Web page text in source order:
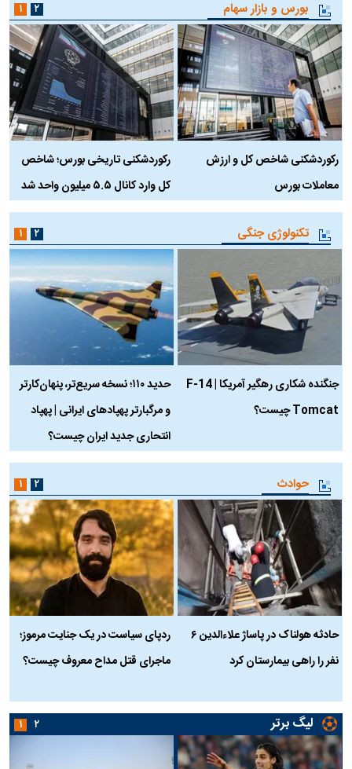
بورس و بازار سهام
رکوردشکنی شاخص کل و ارزش
معاملات بورس
رکوردشکنی تاریخی بورس؛ شاخص
کل وارد کانال ۵.۵ میلیون واحد شد
۱ ۲
تکنولوژی جنگی
جنگنده شکاری رهگیر آمریکا | F-14
Tomcat چیست؟
حدید ۱۱۰؛ نسخه سریع‌تر، پنهان‌کارتر
و مرگبارتر پهپادهای ایرانی | پهپاد
انتحاری جدید ایران چیست؟
۱ ۲
حوادث
حادثه هولناک در پاساژ علاءالدین ۶
نفر را راهی بیمارستان کرد
ردپای سیاست در یک جنایت مرموز؛
ماجرای قتل مداح معروف چیست؟
۱ ۲
لیگ برتر ۱ ۲